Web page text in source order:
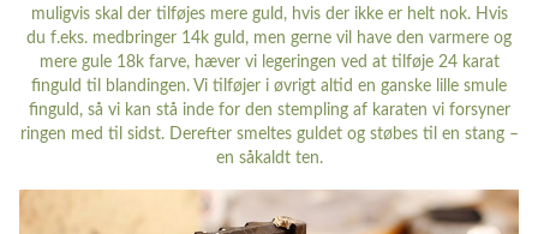
muligvis skal der tilføjes mere guld, hvis der ikke er helt nok. Hvis
du f.eks. medbringer 14k guld, men gerne vil have den varmere og
mere gule 18k farve, hæver vi legeringen ved at tilføje 24 karat
finguld til blandingen. Vi tilføjer i øvrigt altid en ganske lille smule
finguld, så vi kan stå inde for den stempling af karaten vi forsyner
ringen med til sidst. Derefter smeltes guldet og støbes til en stang –
en såkaldt ten.